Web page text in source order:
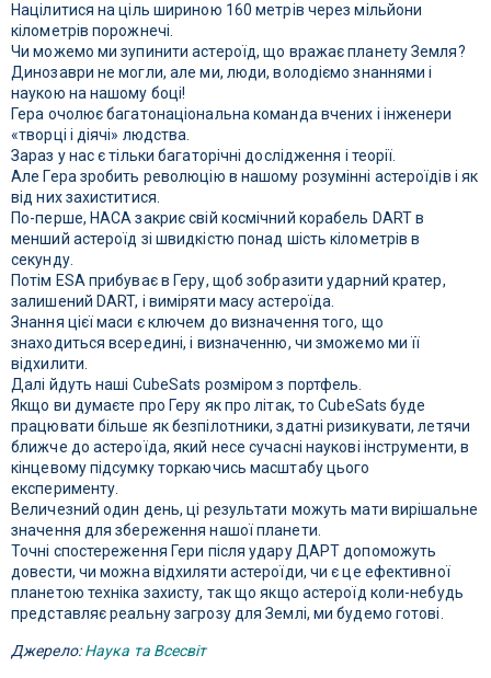
Націлитися на ціль шириною 160 метрів через мільйони
кілометрів порожнечі.
Чи можемо ми зупинити астероїд, що вражає планету Земля?
Динозаври не могли, але ми, люди, володіємо знаннями і
наукою на нашому боці!
Гера очолює багатонаціональна команда вчених і інженери
«творці і діячі» людства.
Зараз у нас є тільки багаторічні дослідження і теорії.
Але Гера зробить революцію в нашому розумінні астероїдів і як
від них захиститися.
По-перше, НАСА закриє свій космічний корабель DART в
менший астероїд зі швидкістю понад шість кілометрів в
секунду.
Потім ESA прибуває в Геру, щоб зобразити ударний кратер,
залишений DART, і виміряти масу астероїда.
Знання цієї маси є ключем до визначення того, що
знаходиться всередині, і визначенню, чи зможемо ми її
відхилити.
Далі йдуть наші CubeSats розміром з портфель.
Якщо ви думаєте про Геру як про літак, то CubeSats буде
працювати більше як безпілотники, здатні ризикувати, летячи
ближче до астероїда, який несе сучасні наукові інструменти, в
кінцевому підсумку торкаючись масштабу цього
експерименту.
Величезний один день, ці результати можуть мати вирішальне
значення для збереження нашої планети.
Точні спостереження Гери після удару ДАРТ допоможуть
довести, чи можна відхиляти астероїди, чи є це ефективної
планетою техніка захисту, так що якщо астероїд коли-небудь
представляє реальну загрозу для Землі, ми будемо готові.
Джерело:Наука та Всесвіт